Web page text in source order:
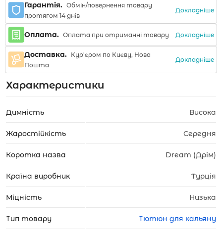
Гарантія. Обмін/повернення товару
протягом 14 днів
Докладніше
Оплата. Оплата при отриманні товару Докладніше
Доставка. Кур'єром по Києву, Нова
Пошта
Докладніше
Характеристики
Димність Висока
Жаростійкість Середня
Коротка назва Dream (Дрім)
Країна виробник Турція
Міцність Низька
Тип товару Тютюн для кальяну